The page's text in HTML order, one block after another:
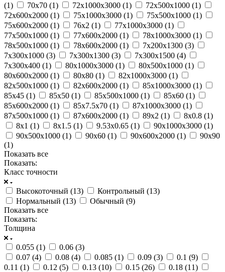
(1) 70х70 (1) 72х1000х3000 (1) 72х500х1000 (1)
72х600х2000 (1) 75х1000х3000 (1) 75х500х1000 (1)
75х600х2000 (1) 76х2 (1) 77х1000х3000 (1)
77х500х1000 (1) 77х600х2000 (1) 78х1000х3000 (1)
78х500х1000 (1) 78х600х2000 (1) 7х200х1300 (3)
7х300х1000 (3) 7х300х1300 (3) 7х300х1500 (4)
7х300х400 (1) 80х1000х3000 (1) 80х500х1000 (1)
80х600х2000 (1) 80х80 (1) 82х1000х3000 (1)
82х500х1000 (1) 82х600х2000 (1) 85х1000х3000 (1)
85х45 (1) 85х50 (1) 85х500х1000 (1) 85х60 (1)
85х600х2000 (1) 85х7.5х70 (1) 87х1000х3000 (1)
87х500х1000 (1) 87х600х2000 (1) 89х2 (1) 8х0.8 (1)
8х1 (1) 8х1.5 (1) 9.53х0.65 (1) 90х1000х3000 (1)
90х500х1000 (1) 90х60 (1) 90х600х2000 (1)
90х90
(1)
Показать все
Показать:
Класс точности
Высокоточный (13) Контрольный (13)
Нормальный (13) Обычный (9)
Показать все
Показать:
Толщина
0.055 (1) 0.06 (3)
0.07 (4) 0.08 (4) 0.085 (1) 0.09 (3) 0.1 (9)
0.11 (1) 0.12 (5) 0.13 (10) 0.15 (26) 0.18 (11)